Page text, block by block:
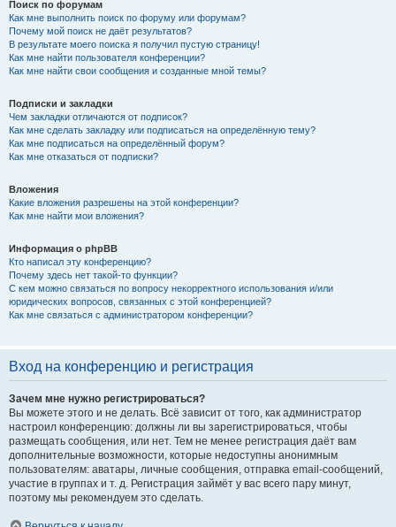
Поиск по форумам
Как мне выполнить поиск по форуму или форумам?
Почему мой поиск не даёт результатов?
В результате моего поиска я получил пустую страницу!
Как мне найти пользователя конференции?
Как мне найти свои сообщения и созданные мной темы?
Подписки и закладки
Чем закладки отличаются от подписок?
Как мне сделать закладку или подписаться на определённую тему?
Как мне подписаться на определённый форум?
Как мне отказаться от подписки?
Вложения
Какие вложения разрешены на этой конференции?
Как мне найти мои вложения?
Информация о phpBB
Кто написал эту конференцию?
Почему здесь нет такой-то функции?
С кем можно связаться по вопросу некорректного использования и/или
юридических вопросов, связанных с этой конференцией?
Как мне связаться с администратором конференции?
Вход на конференцию и регистрация
Зачем мне нужно регистрироваться?
Вы можете этого и не делать. Всё зависит от того, как администратор
настроил конференцию: должны ли вы зарегистрироваться, чтобы
размещать сообщения, или нет. Тем не менее регистрация даёт вам
дополнительные возможности, которые недоступны анонимным
пользователям: аватары, личные сообщения, отправка email-сообщений,
участие в группах и т. д. Регистрация займёт у вас всего пару минут,
поэтому мы рекомендуем это сделать.